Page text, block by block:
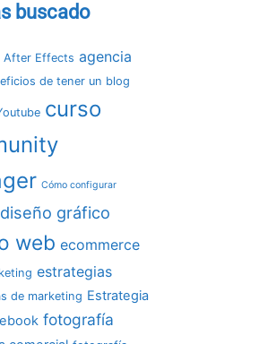
buscado
After Effects agencia
de tener un blog
curso
Cómo configurar
diseño gráfico
web ecommerce
estrategias
de marketing Estrategia
fotografía